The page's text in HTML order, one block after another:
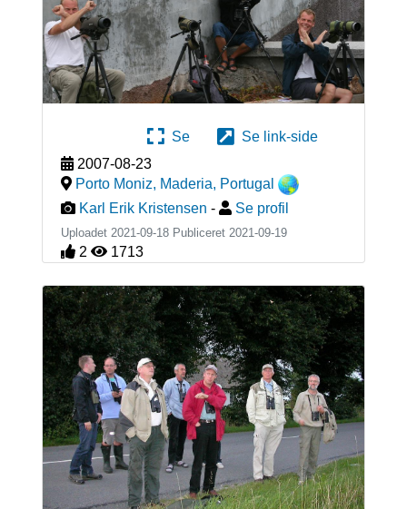
Se
Se link-side
2007-08-23
Porto Moniz, Maderia, Portugal
Karl Erik Kristensen - Se profil
Uploadet 2021-09-18 Publiceret 2021-09-19
2 1713